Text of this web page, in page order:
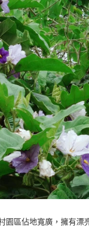
園區佔地寬廣，擁有漂